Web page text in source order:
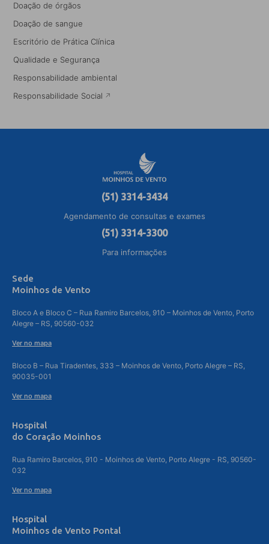
Doação de órgãos
Doação de sangue
Escritório de Prática Clínica
Qualidade e Segurança
Responsabilidade ambiental
Responsabilidade Social
(51) 3314-3434
Agendamento de consultas e exames
(51) 3314-3300
Para informações
Sede
Moinhos de Vento
Bloco A e Bloco C – Rua Ramiro Barcelos, 910 – Moinhos de Vento, Porto
Alegre – RS, 90560-032
Ver no mapa
Bloco B – Rua Tiradentes, 333 – Moinhos de Vento, Porto Alegre – RS,
90035-001
Ver no mapa
Hospital
do Coração Moinhos
Rua Ramiro Barcelos, 910 - Moinhos de Vento, Porto Alegre - RS, 90560-
032
Ver no mapa
Hospital
Moinhos de Vento Pontal